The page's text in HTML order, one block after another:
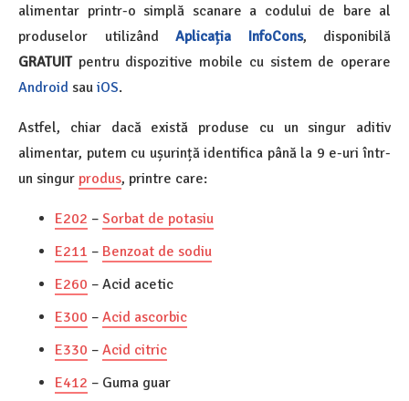
alimentar printr-o simplă scanare a codului de bare al
produselor utilizând Aplicația InfoCons, disponibilă
GRATUITpentru dispozitive mobile cu sistem de operare
Android sau iOS.
Astfel, chiar dacă există produse cu un singur aditiv
alimentar, putem cu ușurință identifica până la 9 e-uri într-
un singur produs, printre care:
E202 – Sorbat de potasiu
E211 – Benzoat de sodiu
E260 – Acid acetic
E300 – Acid ascorbic
E330 – Acid citric
E412 – Guma guar